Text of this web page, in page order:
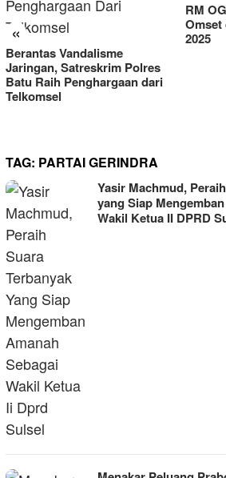
«
Berantas Vandalisme
Jaringan, Satreskrim Polres
Batu Raih Penghargaan dari
Telkomsel
RM
Omset
2025
TAG: PARTAI GERINDRA
Yasir Machmud,
yang Siap
Wakil Ketua II DPRD